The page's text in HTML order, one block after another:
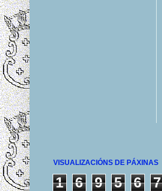
VISUALIZACIÓNS DE PÁXINAS
1 6 9 5 6 7